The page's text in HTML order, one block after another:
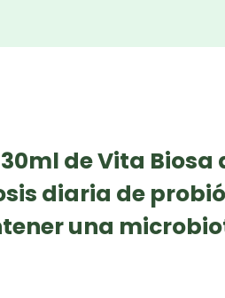
de Vita
diaria de
una